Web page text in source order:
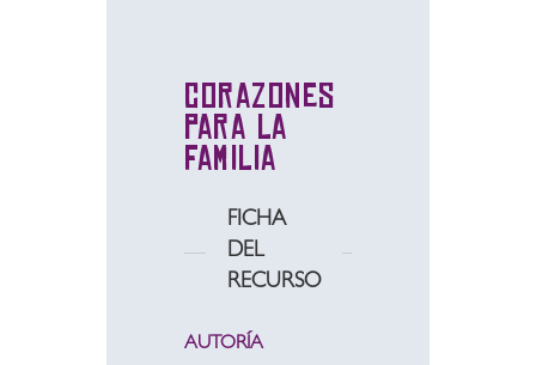
Corazones
para la
familia
FICHA
DEL
RECURSO
AUTORÍA